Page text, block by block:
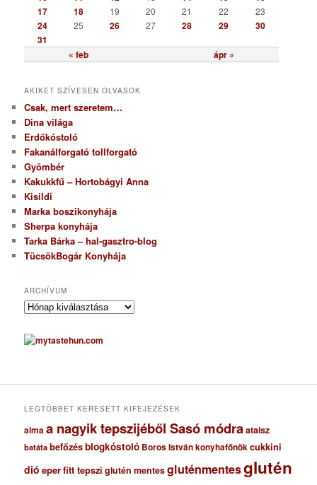
« feb ápr »
17
18 19 20 21 22 23
24 25 26 27 28 29
30
31
AKIKET SZÍVESEN OLVASOK
Csak, mert szeretem…
Dina világa
Erdőkóstoló
Fakanálforgató tollforgató
Gyömbér
Kakukkfű – Hortobágyi Anna
Kisildi
Marka boszikonyhája
Sherpa konyhája
Tarka Bárka – hal-gasztro-blog
TücsökBogár Konyhája
ARCHÍVUM
A
c
h
u
LEGTÖBBET KERESETT KIFEJEZÉSEK
almaa nagyik tepszijéből Sasó módraataisz
batáta befőzésblogkóstoló Boros István konyhafőnökcukkini
dió eperfitt tepszi glutén mentesgluténmentesglutén